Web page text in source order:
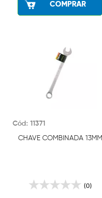
COMPRAR
Cód: 11371
CHAVE COMBINADA 13MM
(0)